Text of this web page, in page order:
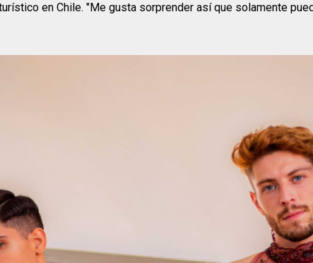
en Chile. "Me gusta sorprender así que solamente